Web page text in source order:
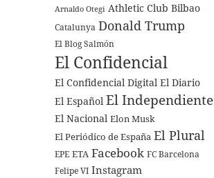
Arnaldo Otegi Athletic Club Bilbao
Catalunya Donald Trump
El Blog Salmón
El Confidencial
El Confidencial Digital El Diario
El Español El Independiente
El Nacional Elon Musk
El Periódico de España El Plural
EPE ETA Facebook FC Barcelona
Felipe VI Instagram